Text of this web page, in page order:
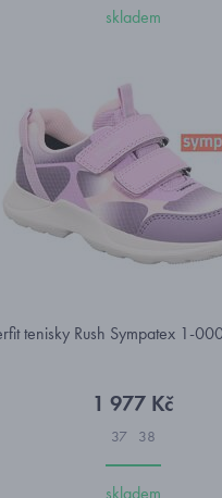
skladem
tenisky Rush Sympatex 1-
1 977 Kč
37 38
skladem